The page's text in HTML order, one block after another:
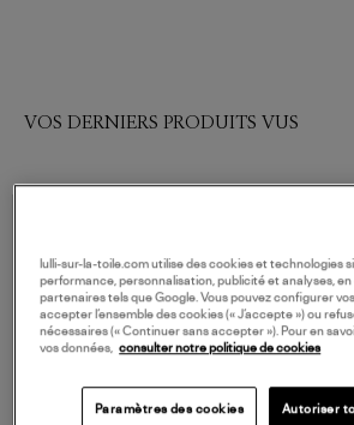
VOS DERNIERS PRODUITS VUS
lulli-sur-la-toile.com utilise des cookies et technologies
performance, personnalisation, publicité et analyses,
partenaires tels que Google. Vous pouvez configurer
accepter l’ensemble des cookies (« J’accepte ») ou
nécessaires (« Continuer sans accepter »). Pour en
vos données, consulter notre politique de cookies
Paramètres des cookies Autoriser